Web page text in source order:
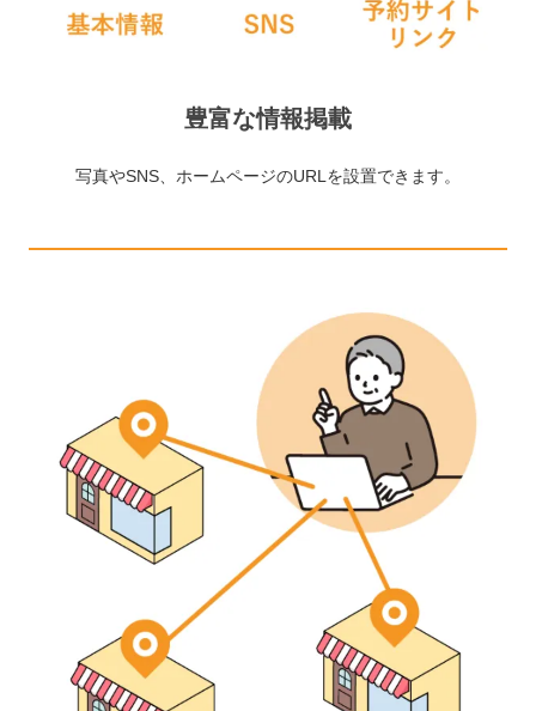
豊富な情報掲載
写真やSNS、ホームページのURLを設置できます。